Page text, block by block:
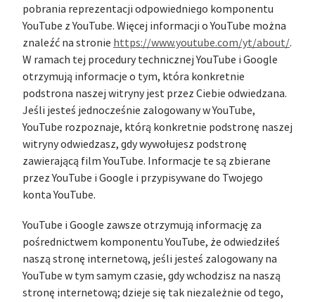
pobrania reprezentacji odpowiedniego komponentu
YouTube z YouTube. Więcej informacji o YouTube można
znaleźć na stronie https://www.youtube.com/yt/about/.
W ramach tej procedury technicznej YouTube i Google
otrzymują informacje o tym, która konkretnie
podstrona naszej witryny jest przez Ciebie odwiedzana.
Jeśli jesteś jednocześnie zalogowany w YouTube,
YouTube rozpoznaje, którą konkretnie podstronę naszej
witryny odwiedzasz, gdy wywołujesz podstronę
zawierającą film YouTube. Informacje te są zbierane
przez YouTube i Google i przypisywane do Twojego
konta YouTube.
YouTube i Google zawsze otrzymują informację za
pośrednictwem komponentu YouTube, że odwiedziłeś
naszą stronę internetową, jeśli jesteś zalogowany na
YouTube w tym samym czasie, gdy wchodzisz na naszą
stronę internetową; dzieje się tak niezależnie od tego,